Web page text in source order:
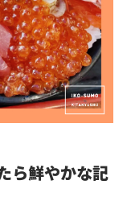
ら鮮やかな記